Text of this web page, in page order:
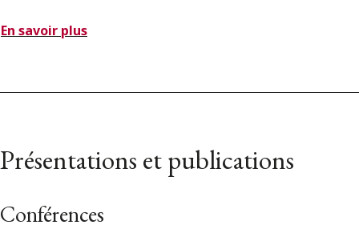
En savoir plus
Présentations et publications
Conférences